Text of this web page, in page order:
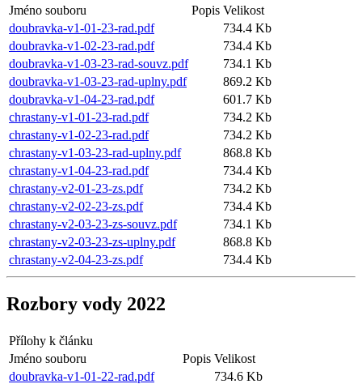
Jméno souboru
Popis Velikost
doubravka-v1-01-23-rad.pdf
734.4 Kb
doubravka-v1-02-23-rad.pdf
734.4 Kb
doubravka-v1-03-23-rad-souvz.pdf
734.1 Kb
doubravka-v1-03-23-rad-uplny.pdf
869.2 Kb
doubravka-v1-04-23-rad.pdf
601.7 Kb
chrastany-v1-01-23-rad.pdf
734.2 Kb
chrastany-v1-02-23-rad.pdf
734.2 Kb
chrastany-v1-03-23-rad-uplny.pdf
868.8 Kb
chrastany-v1-04-23-rad.pdf
734.4 Kb
chrastany-v2-01-23-zs.pdf
734.2 Kb
chrastany-v2-02-23-zs.pdf
734.4 Kb
chrastany-v2-03-23-zs-souvz.pdf
734.1 Kb
chrastany-v2-03-23-zs-uplny.pdf
868.8 Kb
chrastany-v2-04-23-zs.pdf
734.4 Kb
Rozbory vody 2022
Přílohy k článku
Jméno souboru
Popis Velikost
doubravka-v1-01-22-rad.pdf
734.6 Kb